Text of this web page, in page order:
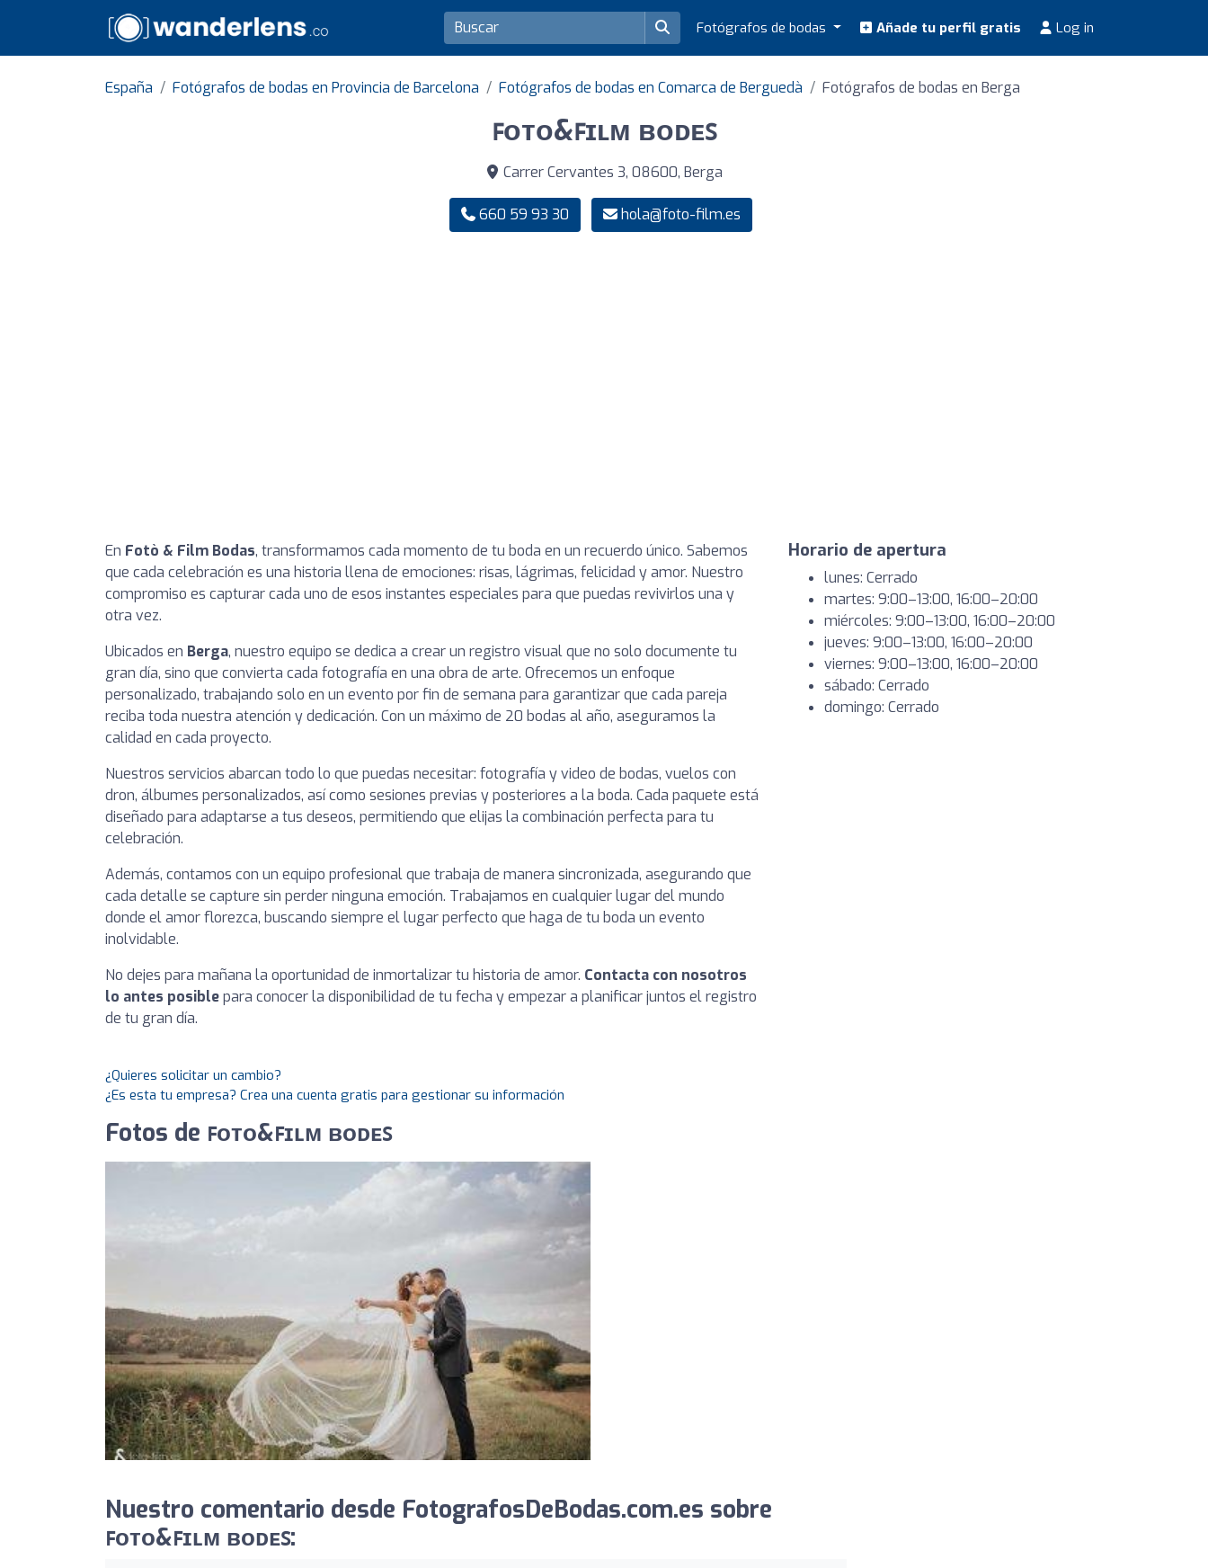
Fotógrafos de bodas Añade tu perfil gratis Log in
España Fotógrafos de bodas en Provincia de Barcelona Fotógrafos de bodas en Comarca de Berguedà Fotógrafos de bodas en Berga
ꜰᴏᴛᴏ&ꜰɪʟᴍ ʙᴏᴅᴇꜱ
Carrer Cervantes 3, 08600, Berga
660 59 93 30 hola@foto-film.es
En Fotò & Film Bodas, transformamos cada momento de tu boda en un recuerdo único. Sabemos
que cada celebración es una historia llena de emociones: risas, lágrimas, felicidad y amor. Nuestro
compromiso es capturar cada uno de esos instantes especiales para que puedas revivirlos una y
otra vez.
Ubicados en Berga, nuestro equipo se dedica a crear un registro visual que no solo documente tu
gran día, sino que convierta cada fotografía en una obra de arte. Ofrecemos un enfoque
personalizado, trabajando solo en un evento por fin de semana para garantizar que cada pareja
reciba toda nuestra atención y dedicación. Con un máximo de 20 bodas al año, aseguramos la
calidad en cada proyecto.
Nuestros servicios abarcan todo lo que puedas necesitar: fotografía y video de bodas, vuelos con
dron, álbumes personalizados, así como sesiones previas y posteriores a la boda. Cada paquete está
diseñado para adaptarse a tus deseos, permitiendo que elijas la combinación perfecta para tu
celebración.
Además, contamos con un equipo profesional que trabaja de manera sincronizada, asegurando que
cada detalle se capture sin perder ninguna emoción. Trabajamos en cualquier lugar del mundo
donde el amor florezca, buscando siempre el lugar perfecto que haga de tu boda un evento
inolvidable.
No dejes para mañana la oportunidad de inmortalizar tu historia de amor. Contacta con nosotros
lo antes posiblepara conocer la disponibilidad de tu fecha y empezar a planificar juntos el registro
de tu gran día.
Horario de apertura
lunes: Cerrado
martes: 9:00–13:00, 16:00–20:00
miércoles: 9:00–13:00, 16:00–20:00
jueves: 9:00–13:00, 16:00–20:00
viernes: 9:00–13:00, 16:00–20:00
sábado: Cerrado
domingo: Cerrado
¿Quieres solicitar un cambio?
¿Es esta tu empresa? Crea una cuenta gratis para gestionar su información
Fotos de ꜰᴏᴛᴏ&ꜰɪʟᴍ ʙᴏᴅᴇꜱ
Nuestro comentario desde FotografosDeBodas.com.es sobre
ꜰᴏᴛᴏ&ꜰɪʟᴍ ʙᴏᴅᴇꜱ: